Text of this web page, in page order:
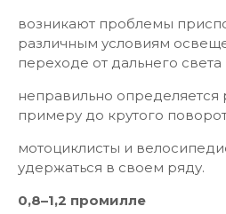
возникают проблемы
различным условиям
переходе от дальнего
неправильно определяется
примеру до крутого
мотоциклисты и
удержаться в своем ряду.
0,8–1,2 промилле